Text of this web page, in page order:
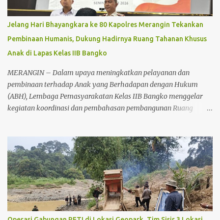
Jelang Hari Bhayangkara ke 80 Kapolres Merangin Tekankan
Pembinaan Humanis, Dukung Hadirnya Ruang Tahanan Khusus
Anak di Lapas Kelas IIB Bangko
MERANGIN – Dalam upaya meningkatkan pelayanan dan
pembinaan terhadap Anak yang Berhadapan dengan Hukum
(ABH), Lembaga Pemasyarakatan Kelas IIB Bangko menggelar
kegiatan koordinasi dan pembahasan pembangunan Ruang
dihadiri unsur Forum Koordinasi Pimpinan Daerah (Forkopimda)
serta aparat penegak hukum di Kabupaten Merangin. Koordinasi
tersebut dilakukan sebagai bentuk sinergitas antarinstansi dalam
mendukung rencana pembangunan fasilitas khusus bagi anak
yang berhadapan dengan hukum. Keberadaan ruang tahanan
khusus anak dinilai penting guna memberikan pelayanan yang
lebih manusiawi serta menunjang proses pembinaan sesuai